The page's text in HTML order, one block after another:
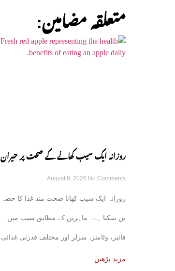
:متعلقہ مضامین
روزانہ ایک سیب کھانے کے صحت پر حیران
کن فوائد، ماہرین نے بتا دیے
August 8, 2026 No Comments
روزانہ ایک سیب کھانا صحت مند غذا کا حصہ
بن سکتا ہے۔ ماہرین کے مطابق سیب میں
فائبر، وٹامنز، منرلز اور مختلف قدرتی غذائی
مزید پڑھیں